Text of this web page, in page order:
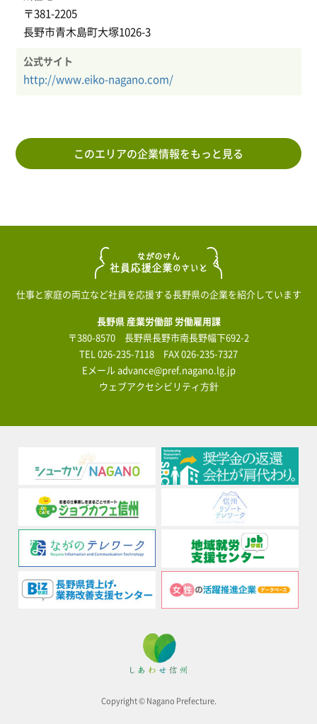
〒381-2205
長野市青木島町大塚1026-3
公式サイト
http://www.eiko-nagano.com/
このエリアの企業情報をもっと見る
仕事と家庭の両立など社員を応援する長野県の企業を紹介しています
長野県 産業労働部 労働雇用課
〒380-8570 長野県長野市南長野幅下692-2
TEL 026-235-7118 FAX 026-235-7327
Eメールadvance@pref.nagano.lg.jp
ウェブアクセシビリティ方針
Copyright © Nagano Prefecture.